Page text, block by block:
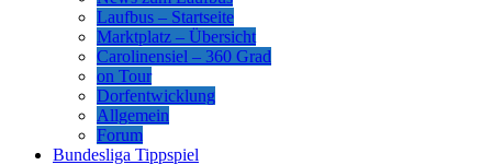
Laufbus – Startseite
Marktplatz – Übersicht
Carolinensiel – 360 Grad
on Tour
Dorfentwicklung
Allgemein
Forum
Bundesliga Tippspiel